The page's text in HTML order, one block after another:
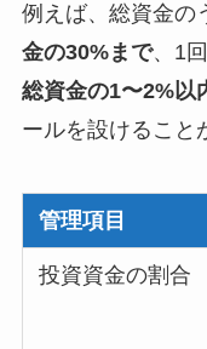
例えば、総資金の
金の30%まで、1
総資金の1〜2%以
ールを設けること
管理項目
投資資金の割合